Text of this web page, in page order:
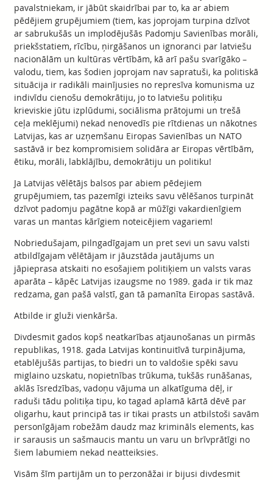
pavalstniekam, ir jābūt skaidrībai par to, ka ar abiem
pēdējiem grupējumiem (tiem, kas joprojam turpina dzīvot
ar sabrukušās un implodējušās Padomju Savienības morāli,
priekšstatiem, rīcību, ņirgāšanos un ignoranci par latviešu
nacionālām un kultūras vērtībām, kā arī pašu svarīgāko –
valodu, tiem, kas šodien joprojam nav sapratuši, ka politiskā
situācija ir radikāli mainījusies no represīva komunisma uz
indivīdu cienošu demokrātiju, jo to latviešu politiķu
krieviskie jūtu izplūdumi, sociālisma prātojumi un trešā
ceļa meklējumi) nekad nenovedīs pie rītdienas un nākotnes
Latvijas, kas ar uzņemšanu Eiropas Savienības un NATO
sastāvā ir bez kompromisiem solidāra ar Eiropas vērtībām,
ētiku, morāli, labklājību, demokrātiju un politiku!
Ja Latvijas vēlētājs balsos par abiem pēdejiem
grupējumiem, tas pazemīgi izteiks savu vēlēšanos turpināt
dzīvot padomju pagātne kopā ar mūžīgi vakardienīgiem
varas un mantas kārīgiem noteicējiem vagariem!
Nobriedušajam, pilngadīgajam un pret sevi un savu valsti
atbildīgajam vēlētājam ir jāuzstāda jautājums un
jāpieprasa atskaiti no esošajiem politiķiem un valsts varas
aparāta – kāpēc Latvijas izaugsme no 1989. gada ir tik maz
redzama, gan pašā valstī, gan tā pamanīta Eiropas sastāvā.
Atbilde ir gluži vienkārša.
Divdesmit gados kopš neatkarības atjaunošanas un pirmās
republikas, 1918. gada Latvijas kontinuitīvā turpinājuma,
etablējušās partijas, to biedri un to valdošie spēki savu
miglaino uzskatu, nopietnības trūkuma, tukšās runāšanas,
aklās īsredzības, vadoņu vājuma un alkatīguma dēļ, ir
raduši tādu politiķa tipu, ko tagad aplamā kārtā dēvē par
oligarhu, kaut principā tas ir tikai prasts un atbilstoši savām
personīgājam robežām daudz maz krimināls elements, kas
ir sarausis un sašmaucis mantu un varu un brīvprātīgi no
šiem labumiem nekad neatteiksies.
Visām šīm partijām un to perzonāžai ir bijusi divdesmit